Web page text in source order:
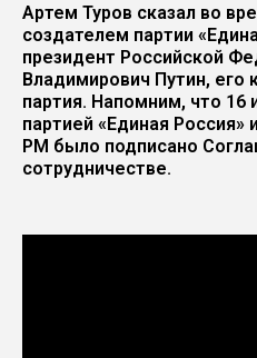
Артем Туров сказал во
создателем партии
президент Российской
Владимирович Путин, его
партия. Напомним, что
партией «Единая Россия»
РМ было подписано
сотрудничестве.